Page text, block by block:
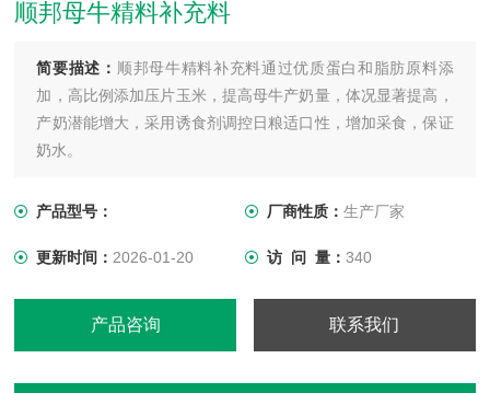
顺邦母牛精料补充料
简要描述： 顺邦母牛精料补充料通过优质蛋白和脂肪原料添
加，高比例添加压片玉米，提高母牛产奶量，体况显著提高，
产奶潜能增大，采用诱食剂调控日粮适口性，增加采食，保证
奶水。
产品型号： 厂商性质： 生产厂家
更新时间： 2026-01-20 访 问 量： 340
产品咨询 联系我们